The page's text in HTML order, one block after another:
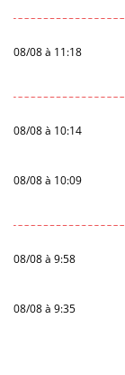
08/08 à 11:18
08/08 à 10:14
08/08 à 10:09
08/08 à 9:58
08/08 à 9:35